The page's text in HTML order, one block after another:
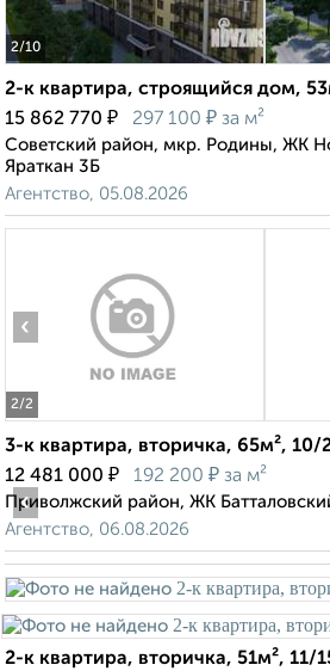
2/10
2-к квартира, строящийся дом,
15 862 770 ₽ 297 100 ₽ за м²
Советский район, мкр. Родины, ЖК
Яраткан 3Б
Агентство, 05.08.2026
2/2
‹
3-к квартира, вторичка, 65м², 10/
12 481 000 ₽ 192 200 ₽ за м²
Приволжский район, ЖК
Агентство, 06.08.2026
‹
2-к квартира, вторичка, 51м², 11/